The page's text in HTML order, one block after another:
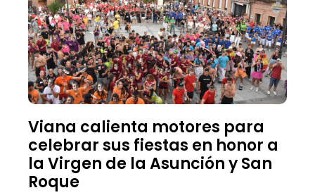
Viana calienta motores para
celebrar sus fiestas en honor a
la Virgen de la Asunción y San
Roque